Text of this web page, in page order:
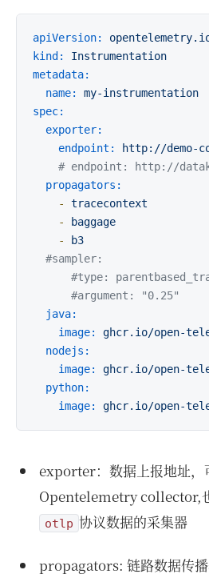
apiVersion:
kind:
Instrumentation
metadata:
name:
my-instrumentation
spec:
exporter:
endpoint:
http://demo-
# endpoint: http://
propagators:
-
tracecontext
-
baggage
-
b3
#sampler:
#type:
#argument: "0.25"
java:
image:
ghcr.io/open-
nodejs:
image:
ghcr.io/open-
python:
image:
ghcr.io/open-
exporter：数据上报地址，
Opentelemetry collector,
otlp 协议数据的采集器
propagators: 链路数据传